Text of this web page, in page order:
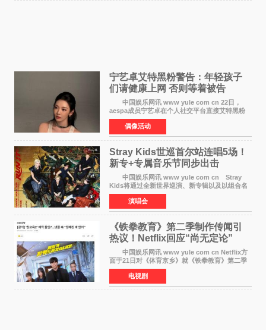
宁艺卓艾特黑粉警告：年轻孩子
们​请健康上网 否则等着被告
中国娱乐网讯 www yule com cn 22日，
aespa成员宁艺卓在个人社交平台直接艾特黑粉
账号，正面喊话回应长期以来的恶意攻击，引发
广泛关注。 宁艺卓在文中表示，自己早已注
意到部分网友持续
偶像活动
Stray Kids世巡首尔站连唱5场！
新专+专属音乐节同步出击
中国娱乐网讯 www yule com cn Stray
Kids将通过全新世界巡演、新专辑以及以组合名
义打造的专属音乐节等一系列全球活动，开启事
业发展的全新篇章。 Stray Kids将于7月25日
至26日、29日
演唱会
《铁拳教育》第二季制作传闻引
热议！Netflix回应“尚无定论”
中国娱乐网讯 www yule com cn Netflix方
面于21日对《体育京乡》就《铁拳教育》第二季
制作传闻划清界限，表示尚无定论。然而，业界
却有传闻称已就《铁拳教育》第二季的制作展开
了讨论——《
电视剧